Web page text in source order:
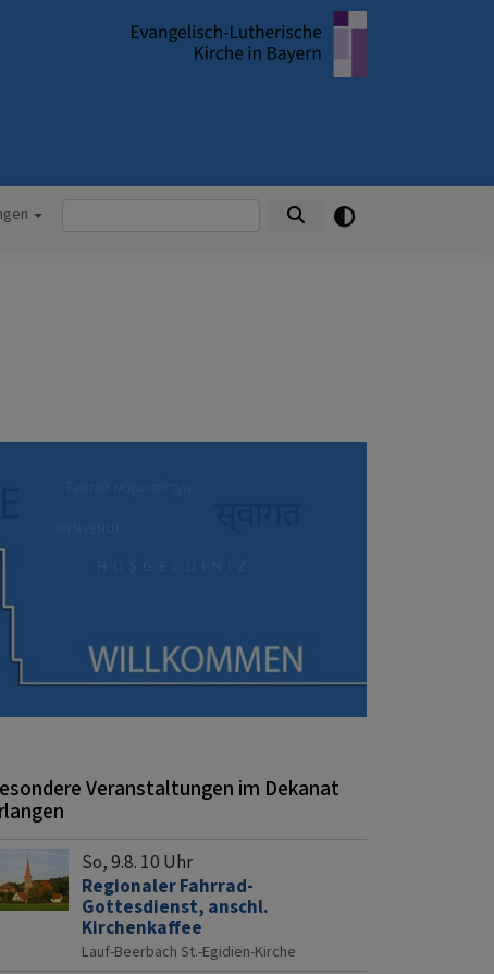
Suche
Veranstaltungen im Dekanat
So, 9.8. 10 Uhr
Regionaler Fahrrad-
Gottesdienst, anschl.
Kirchenkaffee
Lauf-Beerbach St.-Egidien-Kirche